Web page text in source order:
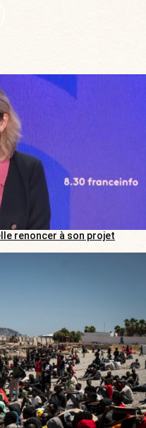
renoncer à son projet